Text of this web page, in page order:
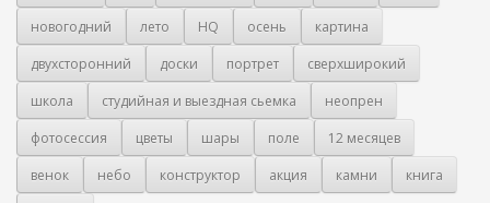
новогодний
лето HQ осень
картина
двухсторонний
доски портрет
сверхширокий
школа
студийная и выездная сьемка
неопрен
фотосессия
цветы шары поле
12 месяцев
венок
небо конструктор акция камни
книга